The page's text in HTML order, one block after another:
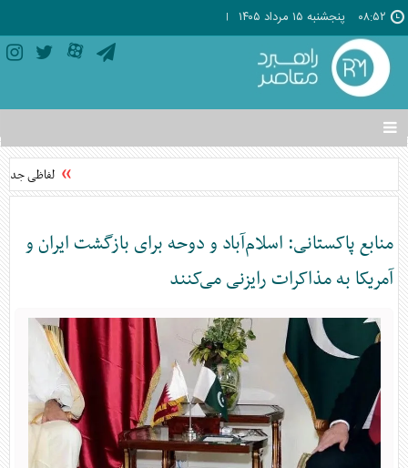
۰۸:۵۲ پنجشنبه ۱۵ مرداد ۱۴۰۵
تغییر
وضعیت
منوی
ها
لفاظی جدید
منابع پاکستانی: اسلام‌آباد و دوحه برای بازگشت ایران و
آمریکا به مذاکرات رایزنی می‌کنند